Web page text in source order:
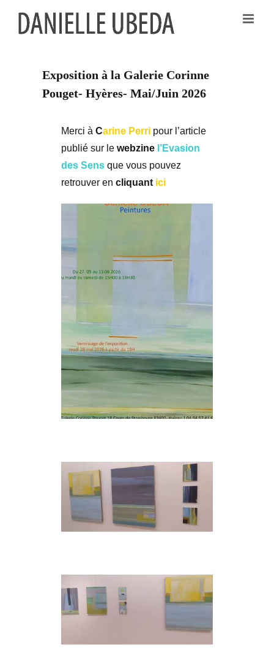
Exposition à la Galerie Corinne
Pouget- Hyères- Mai/Juin 2026
Merci à Carine Perripour l’article
publié sur le webzine l’Evasion
des Sensque vous pouvez
retrouver en cliquantici